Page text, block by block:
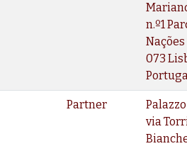
n.º1
Nações
073
Partner
via